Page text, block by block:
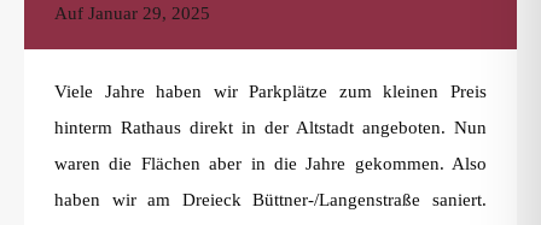
Auf Januar 29, 2025
Viele Jahre haben wir Parkplätze zum kleinen Preis
hinterm Rathaus direkt in der Altstadt angeboten. Nun
waren die Flächen aber in die Jahre gekommen. Also
haben wir am Dreieck Büttner-/Langenstraße saniert.